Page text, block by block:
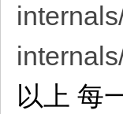
以上 每